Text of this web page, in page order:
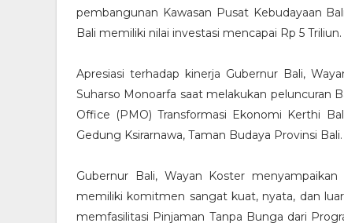
pembangunan Kawasan Pusat Kebudayaan
Bali memiliki nilai investasi mencapai Rp 5 Triliun.
Apresiasi terhadap kinerja Gubernur Bali,
Suharso Monoarfa saat melakukan
Office (PMO) Transformasi Ekonomi Kerthi
Gedung Ksirarnawa, Taman Budaya Provinsi Bali.
Gubernur Bali, Wayan Koster
memiliki komitmen sangat kuat, nyata, dan
memfasilitasi Pinjaman Tanpa Bunga dari